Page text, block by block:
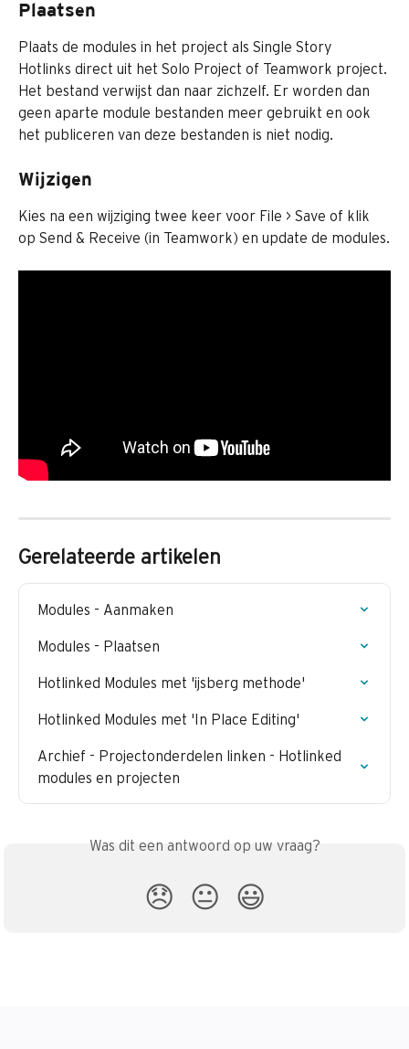
Plaatsen
Plaats de modules in het project als Single Story
Hotlinks direct uit het Solo Project of Teamwork project.
Het bestand verwijst dan naar zichzelf. Er worden dan
geen aparte module bestanden meer gebruikt en ook
het publiceren van deze bestanden is niet nodig.
Wijzigen
Kies na een wijziging twee keer voor File > Save of klik
op Send & Receive (in Teamwork) en update de modules.
Gerelateerde artikelen
Modules - Aanmaken
Modules - Plaatsen
Hotlinked Modules met 'ijsberg methode'
Hotlinked Modules met 'In Place Editing'
Archief - Projectonderdelen linken - Hotlinked
modules en projecten
Was dit een antwoord op uw vraag?
😞 😐 😃